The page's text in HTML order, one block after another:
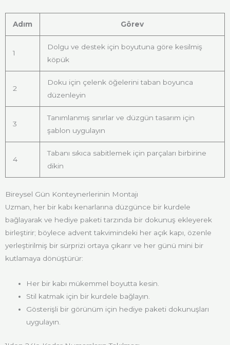
Adım Görev
1
Dolgu ve destek için boyutuna göre kesilmiş
köpük
2
Doku için çelenk öğelerini taban boyunca
düzenleyin
3
Tanımlanmış sınırlar ve düzgün tasarım için
şablon uygulayın
4
Tabanı sıkıca sabitlemek için parçaları birbirine
dikin
Bireysel Gün Konteynerlerinin Montajı
Uzman, her bir kabı kenarlarına düzgünce bir kurdele
bağlayarak ve hediye paketi tarzında bir dokunuş ekleyerek
birleştirir; böylece advent takvimindeki her açık kapı, özenle
yerleştirilmiş bir sürprizi ortaya çıkarır ve her günü mini bir
kutlamaya dönüştürür:
Her bir kabı mükemmel boyutta kesin.
Stil katmak için bir kurdele bağlayın.
Gösterişli bir görünüm için hediye paketi dokunuşları
uygulayın.